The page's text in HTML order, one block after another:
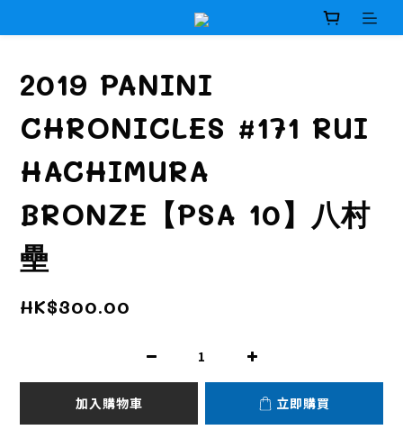
2019 PANINI
CHRONICLES #171 RUI
HACHIMURA
BRONZE【PSA 10】八村
壘
HK$300.00
加入購物車 立即購買